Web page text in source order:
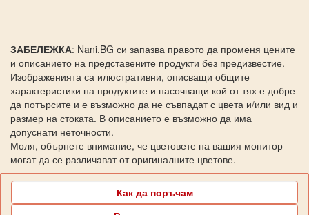
ЗАБЕЛЕЖКА: Nani.BG си запазва правото да променя цените
и описанието на представените продукти без предизвестие.
Изображенията са илюстративни, описващи общите
характеристики на продуктите и насочващи кой от тях е добре
да потърсите и е възможно да не съвпадат с цвета и/или вид и
размер на стоката. В описанието е възможно да има
допуснати неточности.
Моля, обърнете внимание, че цветовете на вашия монитор
могат да се различават от оригиналните цветове.
Как да поръчам